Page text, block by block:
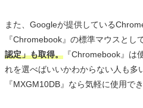
また、Googleが提供している
『Chromebook』の標準マウスとし
認定」も取得。 『Chromebook』は
れを選べばいいかわからない人も多
『MXGM10DB』なら気軽に使用でき